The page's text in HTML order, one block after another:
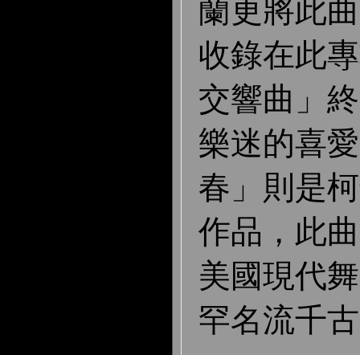
蘭更將此
收錄在此
交響曲」
樂迷的喜
春」則是
作品，此
美國現代
罕名流千